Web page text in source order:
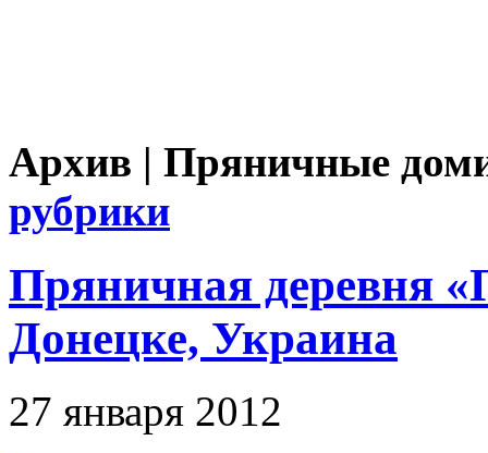
Архив | Пряничные
рубрики
Пряничная деревня
Донецке, Украина
27 января 2012